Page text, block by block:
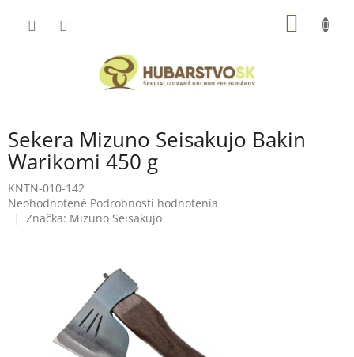
Sekera Mizuno Seisakujo Bakin
Warikomi 450 g
KNTN-010-142
Priemerné
hodnotenie
Neohodnotené Podrobnosti hodnotenia
Značka: Mizuno Seisakujo